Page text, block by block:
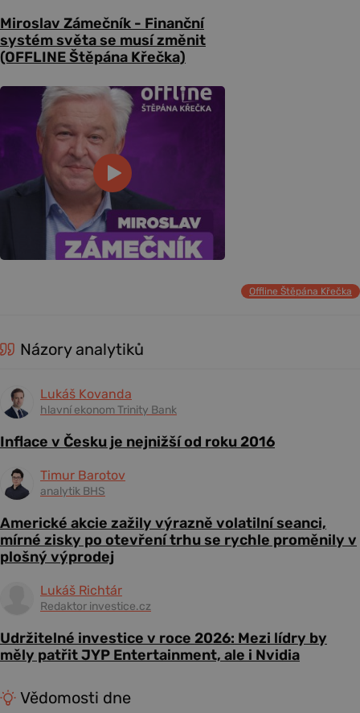
Miroslav Zámečník - Finanční
systém světa se musí změnit
(OFFLINE Štěpána Křečka)
Offline Štěpána Křečka
Názory analytiků
Lukáš Kovanda
hlavní ekonom Trinity Bank
Inflace v Česku je nejnižší od roku 2016
Timur Barotov
analytik BHS
Americké akcie zažily výrazně volatilní seanci,
mírné zisky po otevření trhu se rychle proměnily v
plošný výprodej
Lukáš Richtár
Redaktor investice.cz
Udržitelné investice v roce 2026: Mezi lídry by
měly patřit JYP Entertainment, ale i Nvidia
Vědomosti dne